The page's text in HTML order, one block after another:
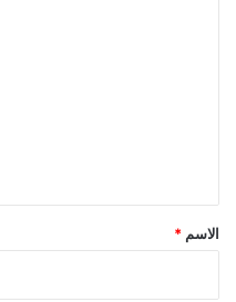
*
الاسم *